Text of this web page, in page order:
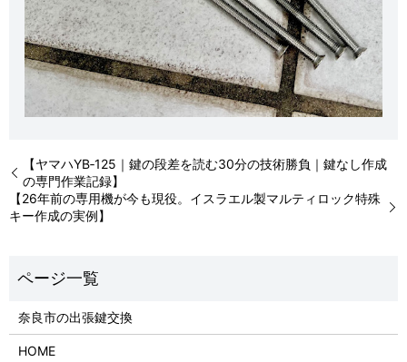
【ヤマハYB‑125｜鍵の段差を読む30分の技術勝負｜鍵なし作成
の専門作業記録】
【26年前の専用機が今も現役。イスラエル製マルティロック特殊
キー作成の実例】
奈良市の出張鍵交換
HOME